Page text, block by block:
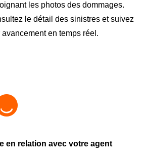
les photos des dommages.
le détail des sinistres et suivez
avancement en temps réel.
en relation avec votre agent